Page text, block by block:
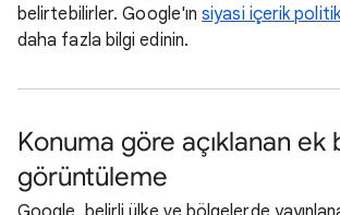
belirtebilirler. Google'ınsiyasi içerik
daha fazla bilgi edinin.
Konuma göre açıklanan ek
görüntüleme